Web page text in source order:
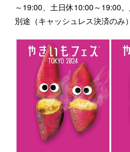
～19:00、土日休10:00～19:00
別途（キャッシュレス決済のみ）